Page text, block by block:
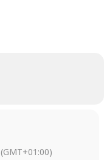
(GMT+01:00)